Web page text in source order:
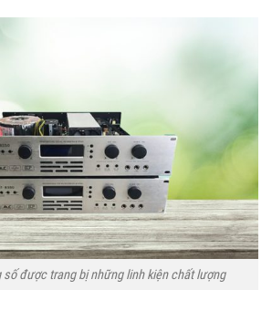
số được trang bị những linh kiện chất lượng